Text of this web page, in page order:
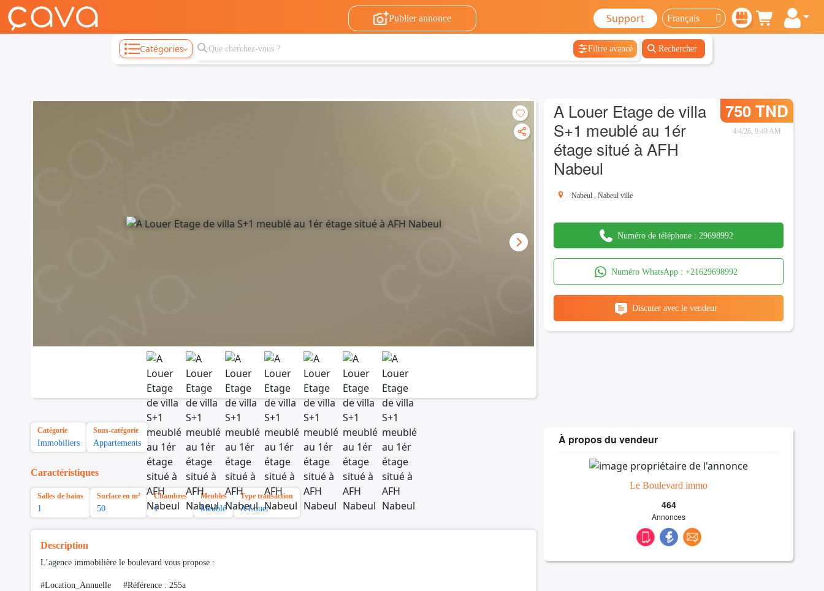
Publier annonce Support
Catégories Filtre avancé Rechercher
A Louer Etage de villa
S+1 meublé au 1ér
étage situé à AFH
Nabeul
750 TND
4/4/26, 9:49 AM
Nabeul ,Nabeul ville
Numéro de téléphone : 29698992
Numéro WhatsApp : +21629698992
Discuter avec le vendeur
Catégorie
Immobiliers
Sous-catégorie
Appartements
Caractéristiques
Salles de bains
1
Surface en m²
50
Chambres
1
Meubles
Meublé
Type transaction
A Louer
Description
L’agence immobilière le boulevard vous propose :
#Location_Annuelle #Référence : 255a
À propos du vendeur
Le Boulevard immo
464
Annonces